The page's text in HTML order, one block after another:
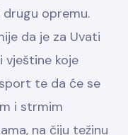
opremu.
da je za Uvati
koje
te da će se
i strmim
na čiju težinu